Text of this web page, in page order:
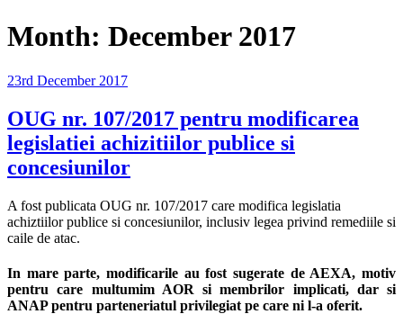
Month: December 2017
Posted
23rd December 2017
OUG nr. 107/2017 pentru modificarea
legislatiei achizitiilor publice si
concesiunilor
A fost publicata OUG nr. 107/2017 care modifica legislatia
achiztiilor publice si concesiunilor, inclusiv legea privind remediile si
caile de atac.
In mare parte, modificarile au fost sugerate de AEXA, motiv
pentru care multumim AOR si membrilor implicati, dar si
ANAP pentru parteneriatul privilegiat pe care ni l-a oferit.